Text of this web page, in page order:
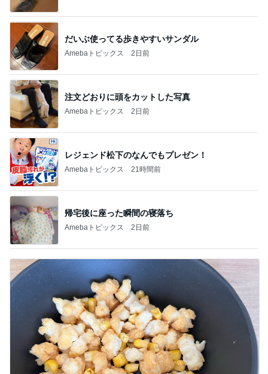
だいぶ使ってる歩きやすいサンダル
Amebaトピックス 2日前
注文どおりに頭をカットした写真
Amebaトピックス 2日前
レジェンド松下のなんでもプレゼン！
Amebaトピックス 21時間前
帰宅後に座った瞬間の寝落ち
Amebaトピックス 2日前